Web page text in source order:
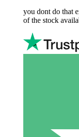
you dont do that
of the stock